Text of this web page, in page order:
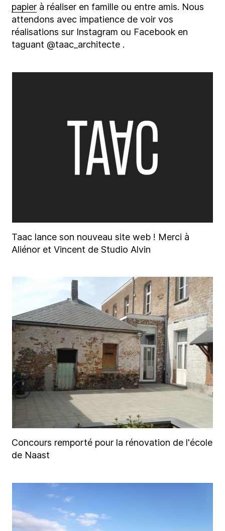
papierà réaliser en famille ou entre amis. Nous
attendons avec impatience de voir vos
réalisations sur Instagram ou Facebook en
taguant @taac_architecte .
Taac lance son nouveau site web ! Merci à
Aliénor et Vincent de Studio Alvin
Concours remporté pour la rénovation de l'école
de Naast